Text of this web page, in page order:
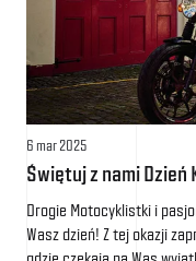
6 mar 2025
Świętuj z nami Dzień
Drogie Motocyklistki i
Wasz dzień! Z tej okazji